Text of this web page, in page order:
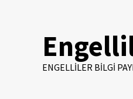
ENGELLILER BILGI